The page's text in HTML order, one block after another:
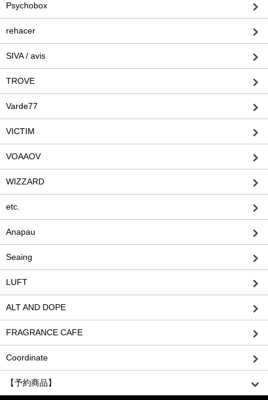
Psychobox
rehacer
SIVA / avis
TROVE
Varde77
VICTIM
VOAAOV
WIZZARD
etc.
Anapau
Seaing
LUFT
ALT AND DOPE
FRAGRANCE CAFE
Coordinate
【予約商品】